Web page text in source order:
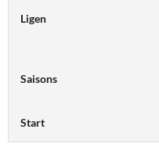
Ligen
Saisons
Start